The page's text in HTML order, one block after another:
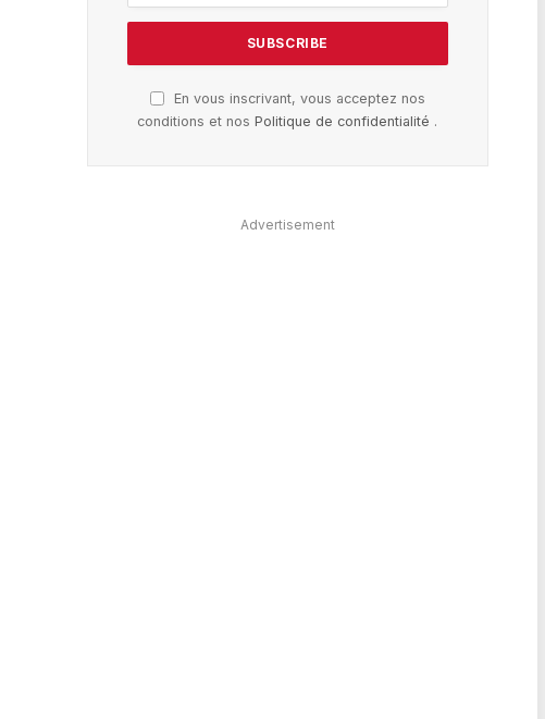
En vous inscrivant, vous acceptez nos
conditions et nosPolitique de confidentialité .
Advertisement